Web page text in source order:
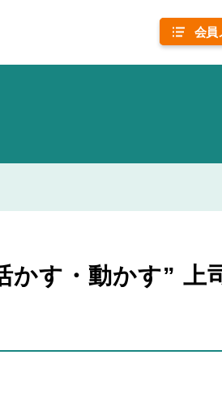
会員
す・動かす” 上